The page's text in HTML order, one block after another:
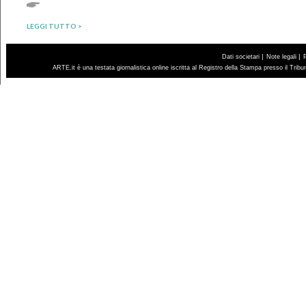
LEGGI TUTTO >
Dati societari | Note legali |
ARTE.it è una testata giornalistica online iscritta al Registro della Stampa presso il